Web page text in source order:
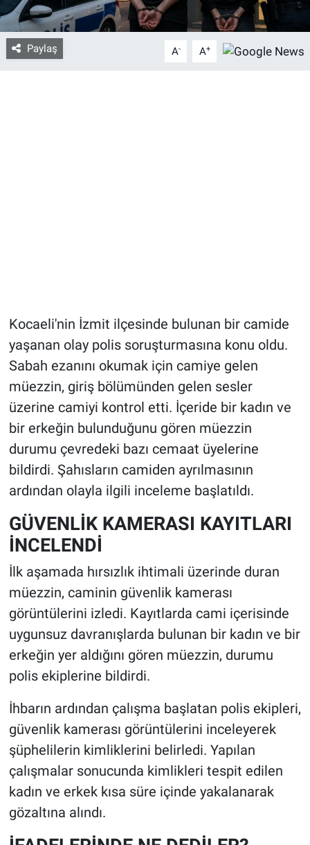
Paylaş A- A+
Kocaeli'nin İzmit ilçesinde bulunan bir camide
yaşanan olay polis soruşturmasına konu oldu.
Sabah ezanını okumak için camiye gelen
müezzin, giriş bölümünden gelen sesler
üzerine camiyi kontrol etti. İçeride bir kadın ve
bir erkeğin bulunduğunu gören müezzin
durumu çevredeki bazı cemaat üyelerine
bildirdi. Şahısların camiden ayrılmasının
ardından olayla ilgili inceleme başlatıldı.
GÜVENLİK KAMERASI KAYITLARI
İNCELENDİ
İlk aşamada hırsızlık ihtimali üzerinde duran
müezzin, caminin güvenlik kamerası
görüntülerini izledi. Kayıtlarda cami içerisinde
uygunsuz davranışlarda bulunan bir kadın ve bir
erkeğin yer aldığını gören müezzin, durumu
polis ekiplerine bildirdi.
İhbarın ardından çalışma başlatan polis ekipleri,
güvenlik kamerası görüntülerini inceleyerek
şüphelilerin kimliklerini belirledi. Yapılan
çalışmalar sonucunda kimlikleri tespit edilen
kadın ve erkek kısa süre içinde yakalanarak
gözaltına alındı.
Yaşam
Gözden Kaçmasın